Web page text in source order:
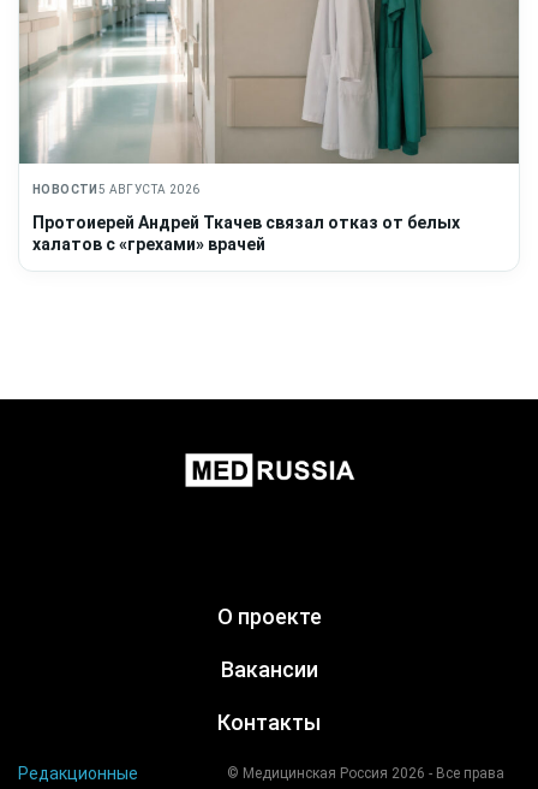
НОВОСТИ 5 АВГУСТА 2026
Протоиерей Андрей Ткачев связал отказ от белых
халатов с «грехами» врачей
О проекте
Вакансии
Контакты
Редакционные
© Медицинская Россия 2026 - Все права